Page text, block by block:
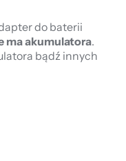
do baterii
ma akumulatora.
bądź innych